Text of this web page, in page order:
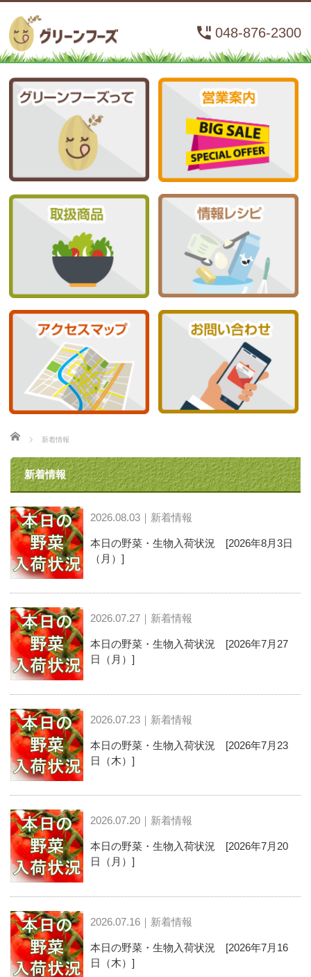
048-876-2300
ホーム
新着情報
新着情報
2026.08.03｜新着情報
本日の野菜・生物入荷状況 [2026年8月3日
（月）]
2026.07.27｜新着情報
本日の野菜・生物入荷状況 [2026年7月27
日（月）]
2026.07.23｜新着情報
本日の野菜・生物入荷状況 [2026年7月23
日（木）]
2026.07.20｜新着情報
本日の野菜・生物入荷状況 [2026年7月20
日（月）]
2026.07.16｜新着情報
本日の野菜・生物入荷状況 [2026年7月16
日（木）]